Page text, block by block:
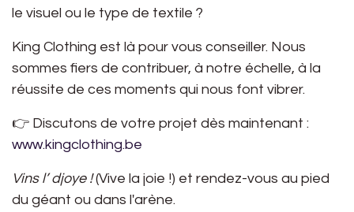
le visuel ou le type de textile ?
King Clothing est là pour vous conseiller. Nous
sommes fiers de contribuer, à notre échelle, à la
réussite de ces moments qui nous font vibrer.
👉 Discutons de votre projet dès maintenant :
www.kingclothing.be
Vins l’ djoye !(Vive la joie !) et rendez-vous au pied
du géant ou dans l'arène.